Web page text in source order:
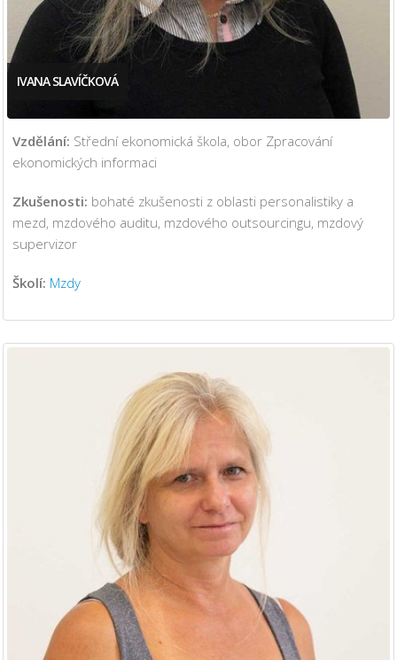
IVANA SLAVÍČKOVÁ
Vzdělání: Střední ekonomická škola, obor Zpracování
ekonomických informaci
Zkušenosti: bohaté zkušenosti z oblasti personalistiky a
mezd, mzdového auditu, mzdového outsourcingu, mzdový
supervizor
Školí: Mzdy